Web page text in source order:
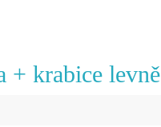
+ krabice levně